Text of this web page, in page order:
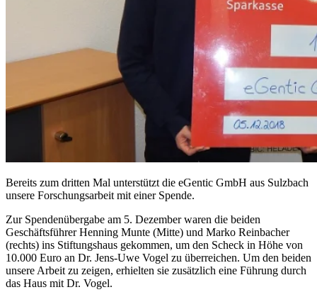
Spendenübergaben
Forschungsbeiträge (IDL)
Forschungsbeiträge (EPHO)
Newsletter
Mediathek & Downloads
Bereits zum dritten Mal unterstützt die eGentic GmbH aus Sulzbach
unsere Forschungsarbeit mit einer Spende.
Zur Spendenübergabe am 5. Dezember waren die beiden
Geschäftsführer Henning Munte (Mitte) und Marko Reinbacher
(rechts) ins Stiftungshaus gekommen, um den Scheck in Höhe von
10.000 Euro an Dr. Jens-Uwe Vogel zu überreichen. Um den beiden
unsere Arbeit zu zeigen, erhielten sie zusätzlich eine Führung durch
das Haus mit Dr. Vogel.